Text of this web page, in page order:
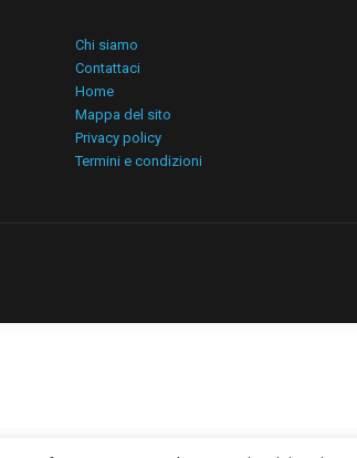
Chi siamo
Contattaci
Home
Mappa del sito
Privacy policy
Termini e condizioni